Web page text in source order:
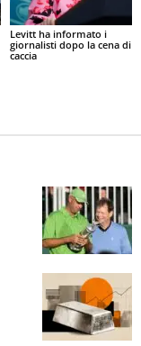
Levitt ha informato i
giornalisti dopo la cena di
caccia